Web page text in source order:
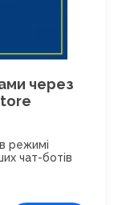
через
режимі
чат-ботів